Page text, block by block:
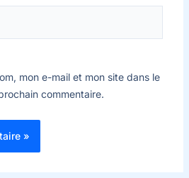
mon e-mail et mon site dans le
commentaire.